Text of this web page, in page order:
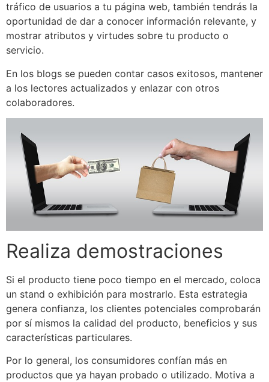
tráfico de usuarios a tu página web, también tendrás la
oportunidad de dar a conocer información relevante, y
mostrar atributos y virtudes sobre tu producto o
servicio.
En los blogs se pueden contar casos exitosos, mantener
a los lectores actualizados y enlazar con otros
colaboradores.
Realiza demostraciones
Si el producto tiene poco tiempo en el mercado, coloca
un stand o exhibición para mostrarlo. Esta estrategia
genera confianza, los clientes potenciales comprobarán
por sí mismos la calidad del producto, beneficios y sus
características particulares.
Por lo general, los consumidores confían más en
productos que ya hayan probado o utilizado. Motiva a